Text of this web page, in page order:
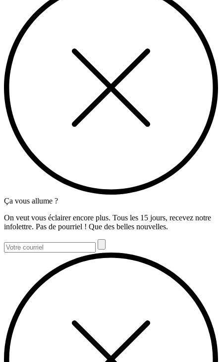
Ça vous allume ?
On veut vous éclairer encore plus. Tous les 15 jours, recevez notre
infolettre. Pas de pourriel ! Que des belles nouvelles.